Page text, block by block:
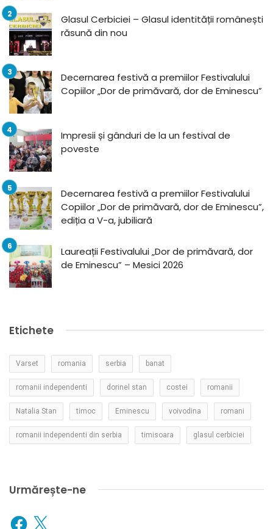
Glasul Cerbiciei – Glasul identității românești
răsună din nou
Decernarea festivă a premiilor Festivalului
Copiilor „Dor de primăvară, dor de Eminescu”
Impresii și gânduri de la un festival de
poveste
Decernarea festivă a premiilor Festivalului
Copiilor „Dor de primăvară, dor de Eminescu”,
ediția a V-a, jubiliară
Laureații Festivalului „Dor de primăvară, dor
de Eminescu” – Mesici 2026
Etichete
Varset romania serbia banat
romanii independenti dorinel stan costei romanii
Natalia Stan timoc Eminescu voivodina romani
romanii independenti din serbia timisoara glasul cerbiciei
Urmărește-ne
Facebook
X